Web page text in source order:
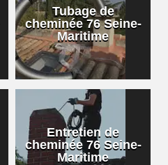
Tubage de
cheminée 76 Seine-
Maritime
Entretien de
cheminée 76 Seine-
Maritime